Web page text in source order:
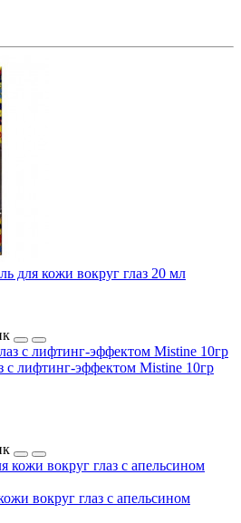
для кожи вокруг глаз 20 мл
с лифтинг-эффектом Mistine 10гр
вокруг глаз с апельсином